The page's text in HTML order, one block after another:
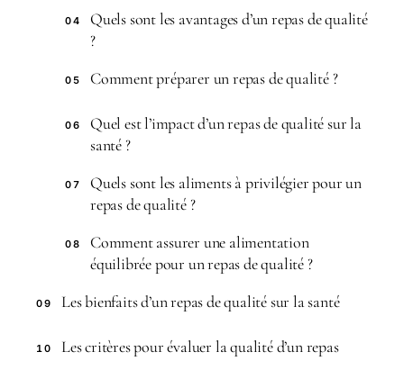
04
Quels sont les avantages d’un repas de qualité
?
05 Comment préparer un repas de qualité ?
06
Quel est l’impact d’un repas de qualité sur la
santé ?
07
Quels sont les aliments à privilégier pour un
repas de qualité ?
08
Comment assurer une alimentation
équilibrée pour un repas de qualité ?
09 Les bienfaits d’un repas de qualité sur la santé
10 Les critères pour évaluer la qualité d’un repas